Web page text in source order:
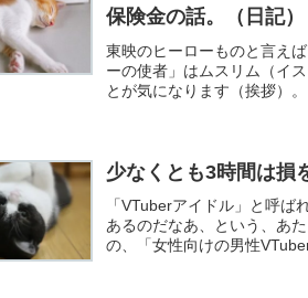
保険金の話。（日記）
東映のヒーローものと言え
ーの使者」はムスリム（イ
とが気になります（挨拶）
少なくとも3時間は損
「VTuberアイドル」と呼
あるのだなあ、という、あ
の、「女性向けの男性